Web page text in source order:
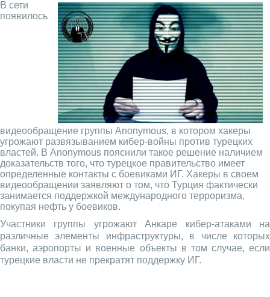
В сети
появилось
видеообращение группы Anonymous, в котором хакеры
угрожают развязыванием кибер-войны против турецких
властей. В Anonymous пояснили такое решение наличием
доказательств того, что турецкое правительство имеет
определенные контакты с боевиками ИГ. Хакеры в своем
видеообращении заявляют о том, что Турция фактически
занимается поддержкой международного терроризма,
покупая нефть у боевиков.
Участники группы угрожают Анкаре кибер-атаками на
различные элементы инфраструктуры, в числе которых
банки, аэропорты и военные объекты в том случае, если
турецкие власти не прекратят поддержку ИГ.